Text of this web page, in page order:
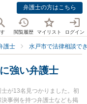
弁護士の方はこちら
閲覧履歴 マイリスト ログイン
護士 水戸市で法律相談で
強い弁護士
が13名見つかりました。初
事例を持つ弁護士なども掲